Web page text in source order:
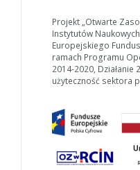
Projekt „Otwarte
Instytutów
Europejskiego
ramach Programu
2014-2020,
użyteczność sektora